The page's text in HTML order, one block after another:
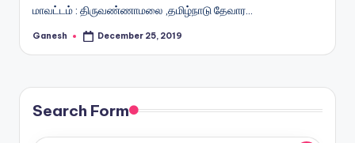
மாவட்டம் : திருவண்ணாமலை ,தமிழ்நாடு தேவார…
Posted
Ganesh December 25, 2019
Search Form